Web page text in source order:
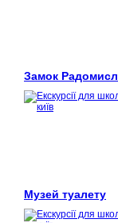
Замок
Музей туалету